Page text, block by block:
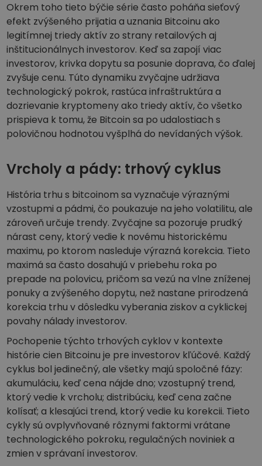
Okrem toho tieto býčie série často poháňa sieťový
efekt zvýšeného prijatia a uznania Bitcoinu ako
legitímnej triedy aktív zo strany retailových aj
inštitucionálnych investorov. Keď sa zapojí viac
investorov, krivka dopytu sa posunie doprava, čo ďalej
zvyšuje cenu. Túto dynamiku zvyčajne udržiava
technologický pokrok, rastúca infraštruktúra a
dozrievanie kryptomeny ako triedy aktív, čo všetko
prispieva k tomu, že Bitcoin sa po udalostiach s
polovičnou hodnotou vyšplhá do nevídaných výšok.
Vrcholy a pády: trhový cyklus
História trhu s bitcoinom sa vyznačuje výraznými
vzostupmi a pádmi, čo poukazuje na jeho volatilitu, ale
zároveň určuje trendy. Zvyčajne sa pozoruje prudký
nárast ceny, ktorý vedie k novému historickému
maximu, po ktorom nasleduje výrazná korekcia. Tieto
maximá sa často dosahujú v priebehu roka po
prepade na polovicu, pričom sa vezú na vlne zníženej
ponuky a zvýšeného dopytu, než nastane prirodzená
korekcia trhu v dôsledku vyberania ziskov a cyklickej
povahy nálady investorov.
Pochopenie týchto trhových cyklov v kontexte
histórie cien Bitcoinu je pre investorov kľúčové. Každý
cyklus bol jedinečný, ale všetky majú spoločné fázy:
akumuláciu, keď cena nájde dno; vzostupný trend,
ktorý vedie k vrcholu; distribúciu, keď cena začne
kolísať; a klesajúci trend, ktorý vedie ku korekcii. Tieto
cykly sú ovplyvňované rôznymi faktormi vrátane
technologického pokroku, regulačných noviniek a
zmien v správaní investorov.